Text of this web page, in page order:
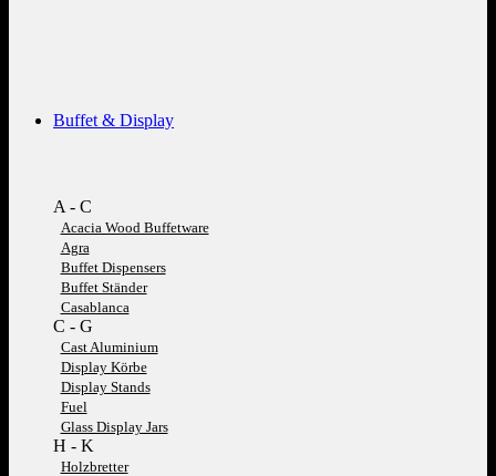
Buffet & Display
A - C
Acacia Wood Buffetware
Agra
Buffet Dispensers
Buffet Ständer
Casablanca
C - G
Cast Aluminium
Display Körbe
Display Stands
Fuel
Glass Display Jars
H - K
Holzbretter